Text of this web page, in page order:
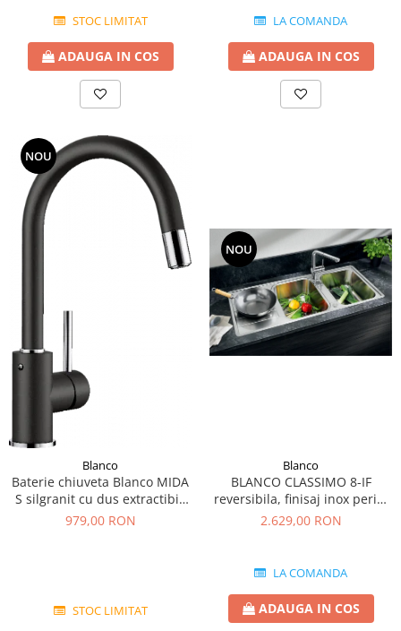
STOC LIMITAT
ADAUGA IN COS
LA COMANDA
ADAUGA IN COS
NOU
Blanco
Baterie chiuveta Blanco MIDA
S silgranit cu dus extractibil,
diferite culori
979,00 RON
STOC LIMITAT
NOU
Blanco
BLANCO CLASSIMO 8-IF
reversibila, finisaj inox periat
si excentric
2.629,00 RON
LA COMANDA
ADAUGA IN COS